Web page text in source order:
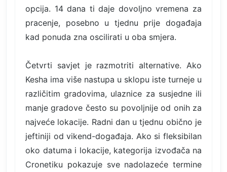
opcija. 14 dana ti daje dovoljno vremena za
pracenje, posebno u tjednu prije događaja
kad ponuda zna oscilirati u oba smjera.
Četvrti savjet je razmotriti alternative. Ako
Kesha ima više nastupa u sklopu iste turneje u
različitim gradovima, ulaznice za susjedne ili
manje gradove često su povoljnije od onih za
najveće lokacije. Radni dan u tjednu obično je
jeftiniji od vikend-događaja. Ako si fleksibilan
oko datuma i lokacije, kategorija izvođača na
Cronetiku pokazuje sve nadolazeće termine